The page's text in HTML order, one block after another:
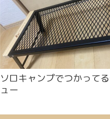
ソロキャンプでつかって
ュー